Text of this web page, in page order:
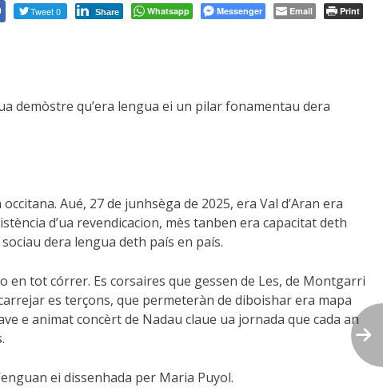
Tweet 0 Share Whatsapp Messenger Email Print
demòstre qu’era lengua ei un pilar fonamentau dera
Aué, 27 de junhsèga de 2025, era Val d’Aran era
d’ua revendicacion, mès tanben era capacitat deth
dera lengua deth país en país.
en tot córrer. Es corsaires que gessen de Les, de Montgarri
es terçons, que permeteràn de diboishar era mapa
e animat concèrt de Nadau claue ua jornada que cada an
ei dissenhada per Maria Puyol.